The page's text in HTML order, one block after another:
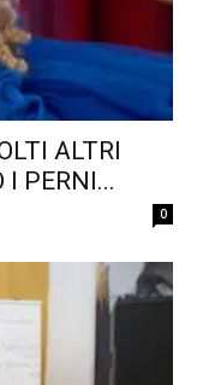
ALTRI
PERNI...
0